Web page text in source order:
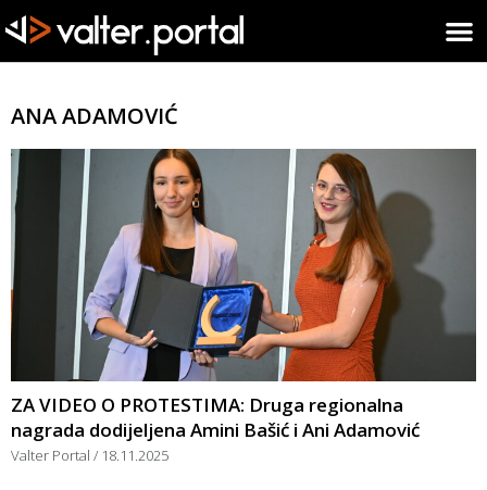
ANA ADAMOVIĆ
ZA VIDEO O PROTESTIMA: Druga regionalna
nagrada dodijeljena Amini Bašić i Ani Adamović
Valter Portal 18.11.2025